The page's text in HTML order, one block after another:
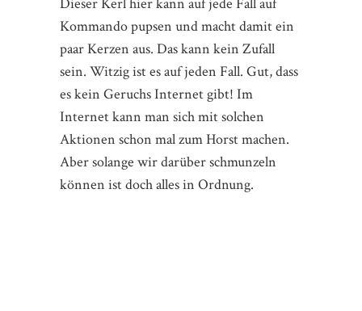
Dieser Kerl hier kann auf jede Fall auf
Kommando pupsen und macht damit ein
paar Kerzen aus. Das kann kein Zufall
sein. Witzig ist es auf jeden Fall. Gut, dass
es kein Geruchs Internet gibt! Im
Internet kann man sich mit solchen
Aktionen schon mal zum Horst machen.
Aber solange wir darüber schmunzeln
können ist doch alles in Ordnung.